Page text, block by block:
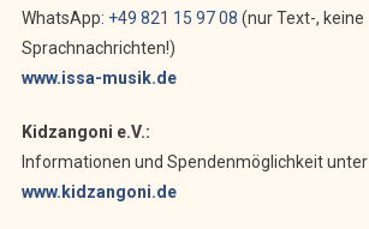
WhatsApp: +49 821 15 97 08 (nur Text-, keine
Sprachnachrichten!)
www.issa-musik.de
Kidzangoni e.V.:
Informationen und Spendenmöglichkeit unter
www.kidzangoni.de